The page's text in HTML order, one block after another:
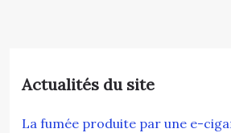
Actualités du site
La fumée produite par une e-